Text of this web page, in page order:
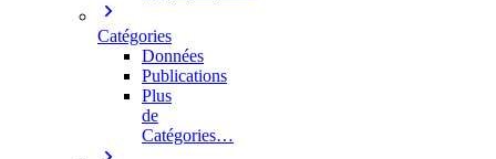
Catégories
Données
Publications
Plus
de
Catégories…